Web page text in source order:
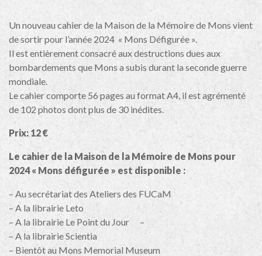
Un nouveau cahier de la Maison de la Mémoire de Mons vient
de sortir pour l’année 2024 « Mons Défigurée ».
Il est entièrement consacré aux destructions dues aux
bombardements que Mons a subis durant la seconde guerre
mondiale.
Le cahier comporte 56 pages au format A4, il est agrémenté
de 102 photos dont plus de 30 inédites.
Prix: 12 €
Le cahier de la Maison de la Mémoire de Mons pour
2024 « Mons défigurée » est disponible :
– Au secrétariat des Ateliers des FUCaM
– A la librairie Leto
– A la librairie Le Point du Jour –
– A la librairie Scientia
– Bientôt au Mons Memorial Museum